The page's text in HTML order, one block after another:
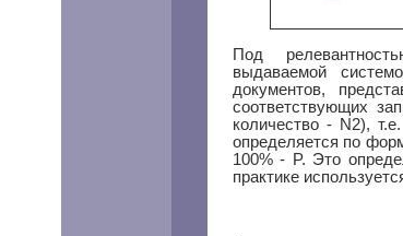
Под
выдаваемой
документов,
соответствующих
количество - N2),
определяется по
100% - P. Это
практике